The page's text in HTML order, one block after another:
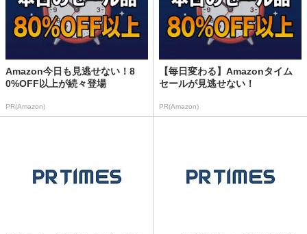
Amazon今日も見逃せない！8
0%OFF以上が続々登場
PR(Amazon)
【毎日変わる】Amazonタイム
セールが見逃せない！
PR(Amazon)